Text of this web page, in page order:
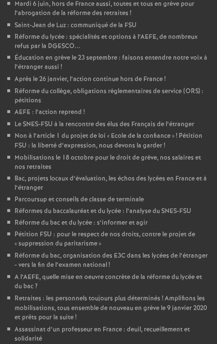
Mardi 6 juin, hors de France aussi, toutes et tous en grève pour
l’abrogation de la réforme des retraites !
Saint-Jean de Luz : communiqué de la FSU
Réforme du lycée : spécialités et options à l’AEFE, de nombreux
refus par la DGESCO...
Éducation en grève le 23 septembre : faisons entendre notre voix à
l’étranger aussi !
Après le 26 janvier, l’action continue hors de France!
Réforme du collège, obligations règlementaires de service (ORS) :
pétitions
AEFE : l’action reprend !
Le SNES-FSU à la rencontre des élus des Français de l’étranger
Non à l’article 1 du projet de loi « Ecole de la confiance»! Pétition
FSU : la liberté d’expression, nous devons la garder!
Mobilisations le 18 octobre pour le droit de grève, nos salaires et
nos retraites
Bac, projets locaux d’évaluation, les échos des lycées en France et à
l’étranger
Parcoursup et conseils de classe de terminale
Réformes du baccalauréat et du lycée : l’analyse du SNES-FSU
Réforme du bac et du lycée : s’informer et agir
Pétition FSU : pour le respect de nos droits, contre le projet de
«suppression du paritarisme»
Réforme du bac, organisation des E3C dans les lycées de l’étranger
- vers la fin de l’examen national!
A l’AEFE, quelle mise en oeuvre concrète de la réforme du lycée et
du bac?
Retraites : les personnels toujours plus déterminés ! Amplifions les
mobilisations, tous ensemble de nouveau en grève le 9 janvier 2020
et prêts pour la suite!
Assassinat d’un professeur en France : deuil, recueillement et
solidarité